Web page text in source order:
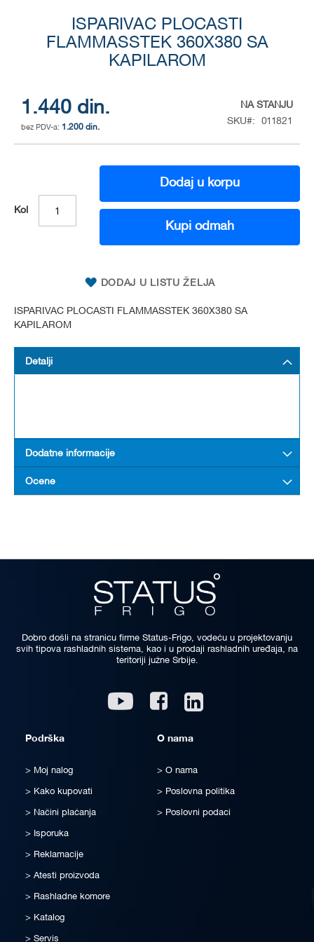
ISPARIVAC PLOCASTI
FLAMMASSTEK 360X380 SA
KAPILAROM
1.440 din.
1.200 din.
NA STANJU
SKU
011821
Kol
Dodaj u korpu
Kupi odmah
DODAJ U LISTU ŽELJA
ISPARIVAC PLOCASTI FLAMMASSTEK 360X380 SA
KAPILAROM
beginning
gallery
Detalji
Dodatne informacije
Ocene
Dobro došli na stranicu firme Status-Frigo, vodeću u projektovanju
svih tipova rashladnih sistema, kao i u prodaji rashladnih uređaja, na
teritoriji južne Srbije.
Youtube Facebook
Podrška
Moj nalog
Kako kupovati
Načini plaćanja
Isporuka
Reklamacije
Atesti proizvoda
Rashladne komore
Katalog
Servis
O nama
O nama
Poslovna politika
Poslovni podaci